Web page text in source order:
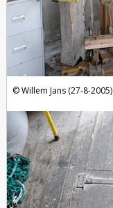
Willem Jans (27-8-2005)